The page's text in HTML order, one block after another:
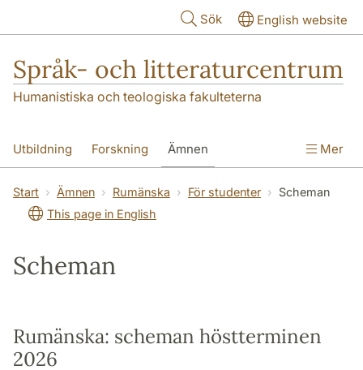
Sök English website
Språk- och litteraturcentrum
Humanistiska och teologiska fakulteterna
Utbildning Forskning Ämnen
SOL-husen Kontakt Institutionen
översättning till svenska
Mer
Start Ämnen Rumänska För studenter
Scheman
This page in English
Scheman
Rumänska: scheman höstterminen
2026